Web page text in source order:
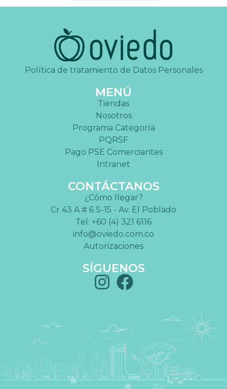
Política de tratamiento de Datos Personales
MENÚ
Tiendas
Nosotros
Programa Categoría
PQRSF
Pago PSE Comerciantes
Intranet
CONTÁCTANOS
¿Cómo llegar?
Cr 43 A # 6 S-15 - Av. El Poblado
Tel: +60 (4) 321 6116
info@oviedo.com.co
Autorizaciones
SÍGUENOS